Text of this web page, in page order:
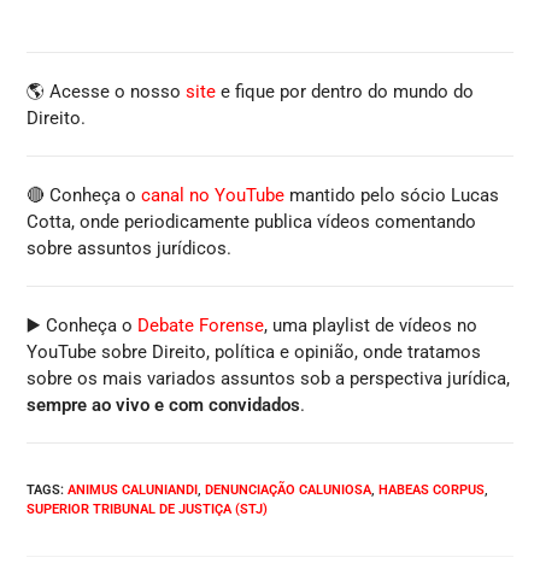
🌎 Acesse o nossosite e fique por dentro do mundo do
Direito.
🔴 Conheça ocanal no YouTube mantido pelo sócio Lucas
Cotta, onde periodicamente publica vídeos comentando
sobre assuntos jurídicos.
▶️ Conheça o Debate Forense, uma playlist de vídeos no
YouTube sobre Direito, política e opinião, onde tratamos
sobre os mais variados assuntos sob a perspectiva jurídica,
sempre ao vivo e com convidados.
TAGS:ANIMUS CALUNIANDI DENUNCIAÇÃO CALUNIOSA HABEAS CORPUS
SUPERIOR TRIBUNAL DE JUSTIÇA (STJ)